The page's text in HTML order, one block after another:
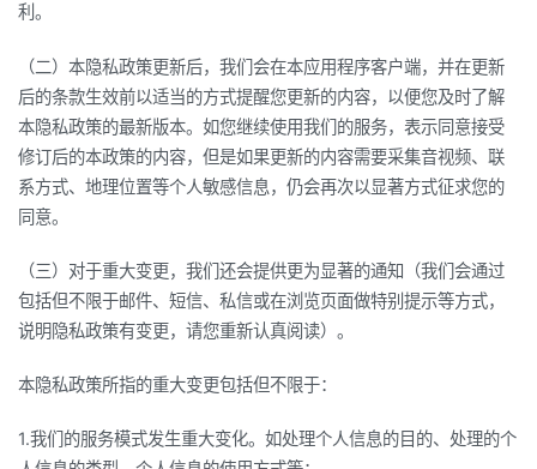
利。
（二）本隐私政策更新后，我们会在本应用程序客户端，并在更新
后的条款生效前以适当的方式提醒您更新的内容，以便您及时了解
本隐私政策的最新版本。如您继续使用我们的服务，表示同意接受
修订后的本政策的内容，但是如果更新的内容需要采集音视频、联
系方式、地理位置等个人敏感信息，仍会再次以显著方式征求您的
同意。
（三）对于重大变更，我们还会提供更为显著的通知（我们会通过
包括但不限于邮件、短信、私信或在浏览页面做特别提示等方式，
说明隐私政策有变更，请您重新认真阅读）。
本隐私政策所指的重大变更包括但不限于：
1.我们的服务模式发生重大变化。如处理个人信息的目的、处理的个